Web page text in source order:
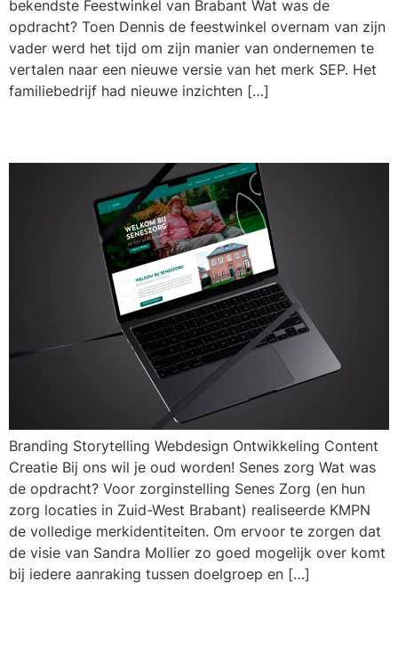
bekendste Feestwinkel van Brabant Wat was de
opdracht? Toen Dennis de feestwinkel overnam van zijn
vader werd het tijd om zijn manier van ondernemen te
vertalen naar een nieuwe versie van het merk SEP. Het
familiebedrijf had nieuwe inzichten […]
Branding Storytelling Webdesign Ontwikkeling Content
Creatie Bij ons wil je oud worden! Senes zorg Wat was
de opdracht? Voor zorginstelling Senes Zorg (en hun
zorg locaties in Zuid-West Brabant) realiseerde KMPN
de volledige merkidentiteiten. Om ervoor te zorgen dat
de visie van Sandra Mollier zo goed mogelijk over komt
bij iedere aanraking tussen doelgroep en […]